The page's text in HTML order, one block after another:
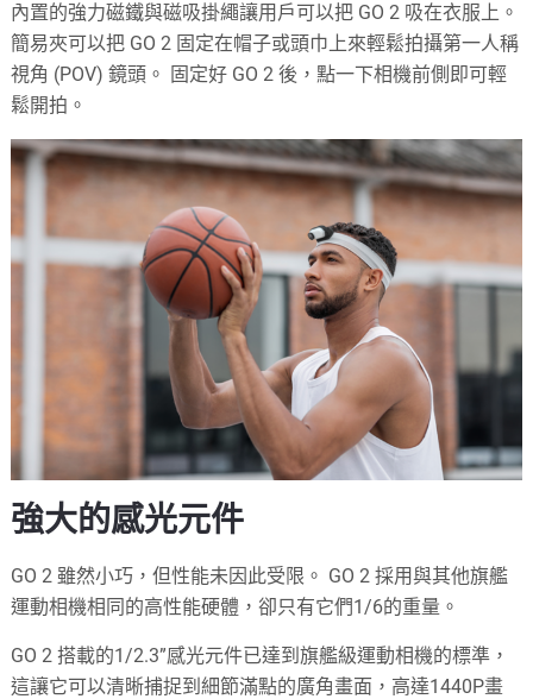
內置的強力磁鐵與磁吸掛繩讓用戶可以把 GO 2 吸在衣服上。
簡易夾可以把 GO 2 固定在帽子或頭巾上來輕鬆拍攝第一人稱
視角 (POV) 鏡頭。 固定好 GO 2 後，點一下相機前側即可輕
鬆開拍。
強大的感光元件
GO 2 雖然小巧，但性能未因此受限。 GO 2 採用與其他旗艦
運動相機相同的高性能硬體，卻只有它們1/6的重量。
GO 2 搭載的1/2.3”感光元件已達到旗艦級運動相機的標準，
這讓它可以清晰捕捉到細節滿點的廣角畫面，高達1440P畫